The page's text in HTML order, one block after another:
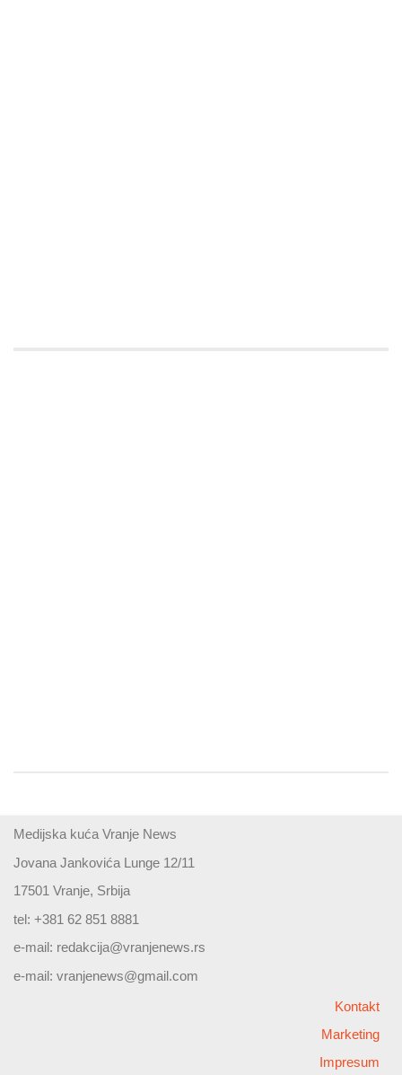
Medijska kuća Vranje News
Jovana Jankovića Lunge 12/11
17501 Vranje, Srbija
tel: +381 62 851 8881
e-mail: redakcija@vranjenews.rs
e-mail: vranjenews@gmail.com
Kontakt
Marketing
Impresum